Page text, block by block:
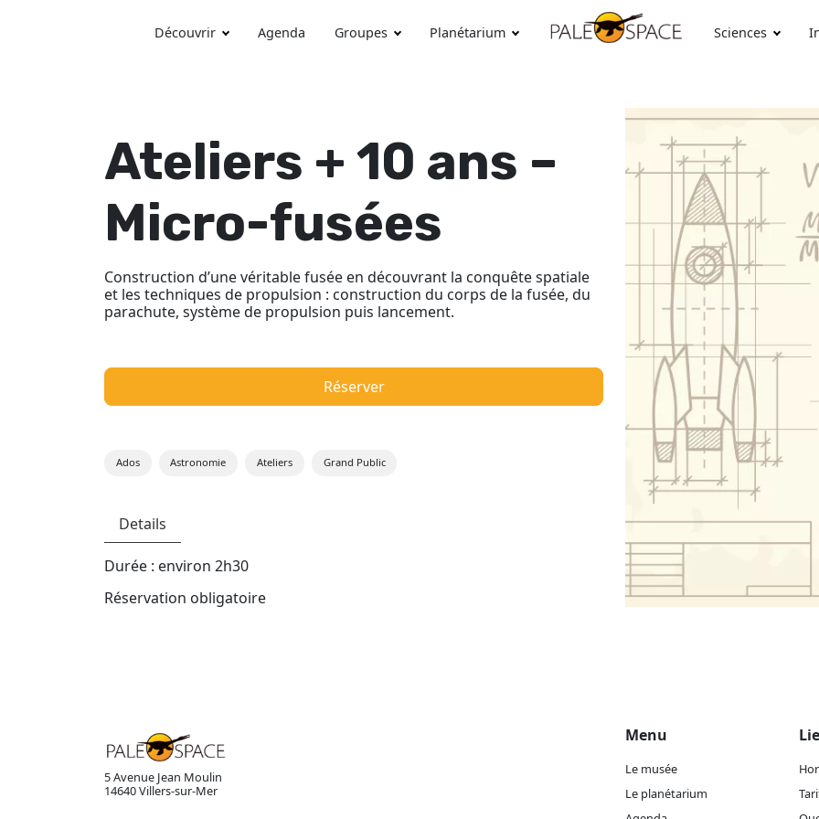
Découvrir Agenda Groupes Planétarium Sciences
Ateliers + 10 ans –
Micro-fusées
Construction d’une véritable fusée en découvrant la conquête spatiale
et les techniques de propulsion : construction du corps de la fusée, du
parachute, système de propulsion puis lancement.
Réserver
Ados Astronomie Ateliers Grand Public
Details
Durée : environ 2h30
Réservation obligatoire
5 Avenue Jean Moulin
14640 Villers-sur-Mer
Menu
Le musée
Le planétarium